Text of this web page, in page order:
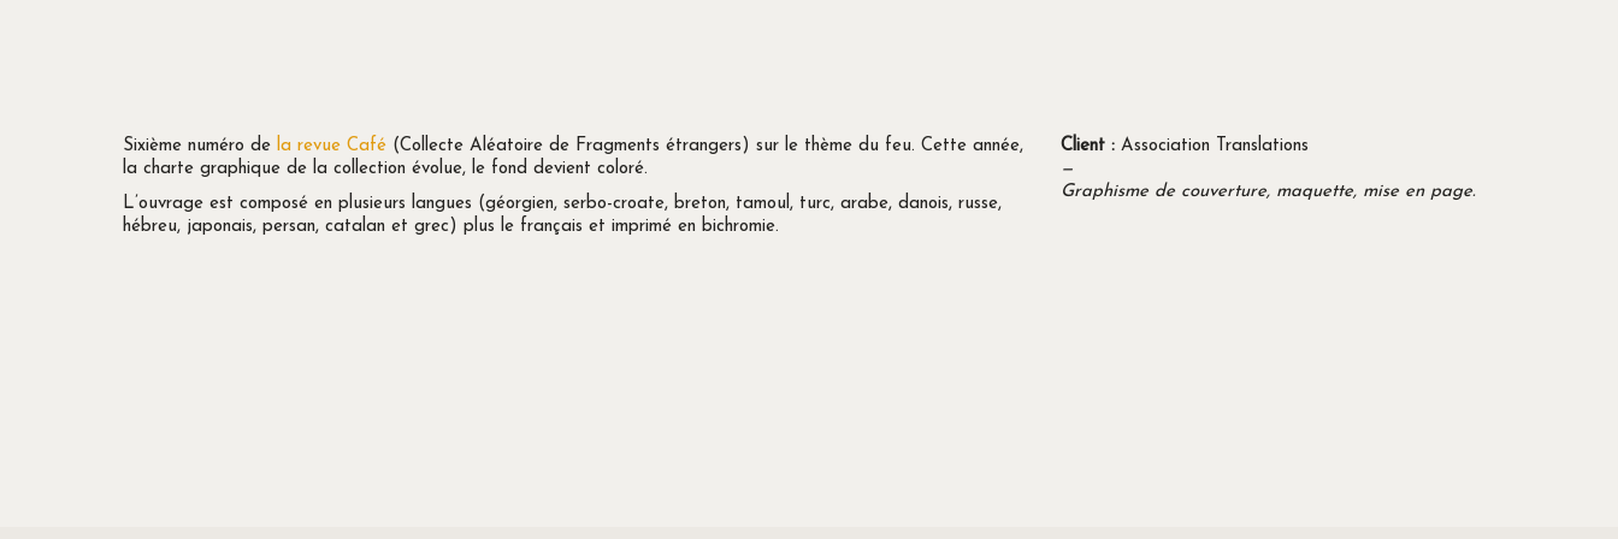
Sixième numéro de la revue Café (Collecte Aléatoire de Fragments étrangers) sur le thème du feu. Cette année,
la charte graphique de la collection évolue, le fond devient coloré.
L’ouvrage est composé en plusieurs langues (géorgien, serbo-croate, breton, tamoul, turc, arabe, danois, russe,
hébreu, japonais, persan, catalan et grec) plus le français et imprimé en bichromie.
Client : Association Translations
—
Graphisme de couverture, maquette, mise en page.